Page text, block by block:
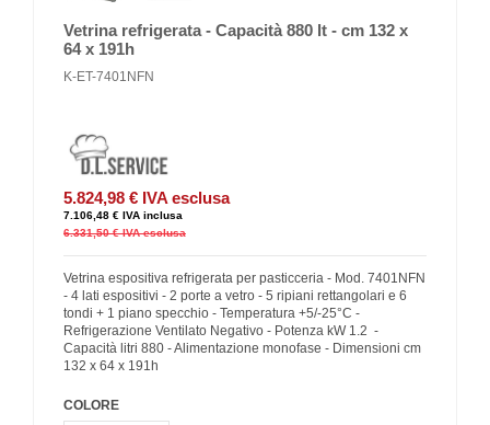
Vetrina refrigerata - Capacità 880 lt - cm 132 x
64 x 191h
K-ET-7401NFN
5.824,98 € IVA esclusa
7.106,48 € IVA inclusa
6.331,50 € IVA esclusa
Vetrina espositiva refrigerata per pasticceria - Mod. 7401NFN
- 4 lati espositivi - 2 porte a vetro - 5 ripiani rettangolari e 6
tondi + 1 piano specchio - Temperatura +5/-25°C -
Refrigerazione Ventilato Negativo - Potenza kW 1.2 -
Capacità litri 880 - Alimentazione monofase - Dimensioni cm
132 x 64 x 191h
COLORE